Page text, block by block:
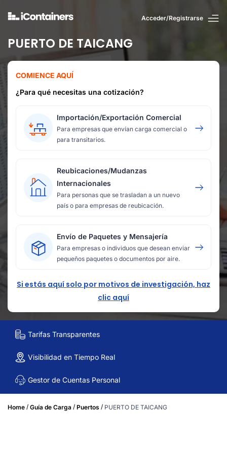
Acceder/Registrarse
PUERTO DE TAICANG
COMIENCE AQUÍ
¿Para qué necesitas una cotización?
Importación/Exportación Comercial
Para empresas que envían carga comercial o
para transitarios.
Reubicaciones/Mudanzas
Internacionales
Para personas que se trasladan a un nuevo
país o para empresas de reubicación.
Envío de Paquetes y Mensajería
Para empresas o individuos que desean enviar
pequeños paquetes o documentos por aire.
Si estás aquí solo por motivos de investigación, haz
clic aquí
Tarifas Transparentes
Visibilidad en Tiempo Real
Gestor de Cuentas Personal
Home / Guía de Carga / Puertos / PUERTO DE TAICANG